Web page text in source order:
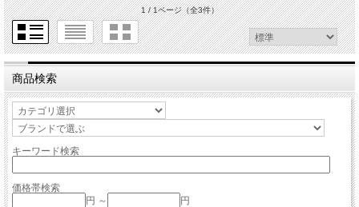
1 / 1ページ（全3件）
商品検索
キーワード検索
価格帯検索
円 ～
円